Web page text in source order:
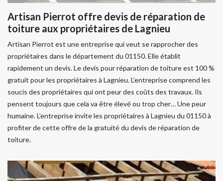
Artisan Pierrot offre devis de réparation de
toiture aux propriétaires de Lagnieu
Artisan Pierrot est une entreprise qui veut se rapprocher des
propriétaires dans le département du 01150. Elle établit
rapidement un devis. Le devis pour réparation de toiture est 100 %
gratuit pour les propriétaires à Lagnieu. L’entreprise comprend les
soucis des propriétaires qui ont peur des coûts des travaux. Ils
pensent toujours que cela va être élevé ou trop cher… Une peur
humaine. L’entreprise invite les propriétaires à Lagnieu du 01150 à
profiter de cette offre de la gratuité du devis de réparation de
toiture.